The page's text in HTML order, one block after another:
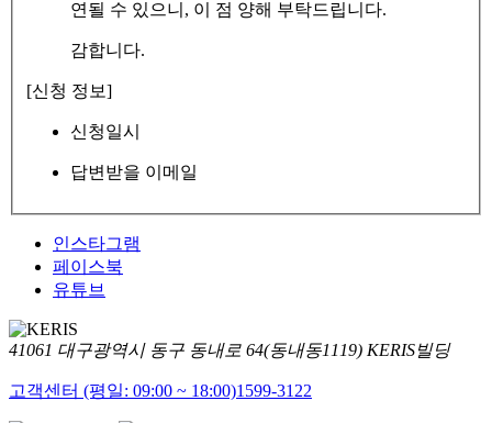
연될 수 있으니, 이 점 양해 부탁드립니다.
감합니다.
[신청 정보]
신청일시
답변받을 이메일
인스타그램
페이스북
유튜브
41061 대구광역시 동구 동내로 64(동내동1119) KERIS빌딩
고객센터 (평일: 09:00 ~ 18:00)1599-3122